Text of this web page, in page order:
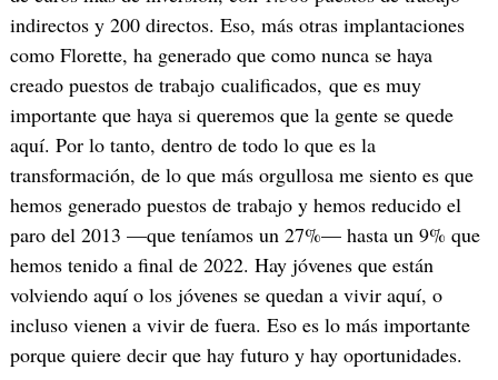
indirectos y 200 directos. Eso, más otras implantaciones
como Florette, ha generado que como nunca se haya
creado puestos de trabajo cualificados, que es muy
importante que haya si queremos que la gente se quede
aquí. Por lo tanto, dentro de todo lo que es la
transformación, de lo que más orgullosa me siento es que
hemos generado puestos de trabajo y hemos reducido el
paro del 2013 —que teníamos un 27%— hasta un 9% que
hemos tenido a final de 2022. Hay jóvenes que están
volviendo aquí o los jóvenes se quedan a vivir aquí, o
incluso vienen a vivir de fuera. Eso es lo más importante
porque quiere decir que hay futuro y hay oportunidades.